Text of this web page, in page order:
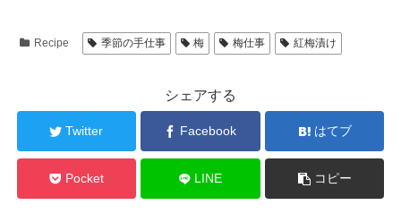
Recipe 季節の手仕事 梅 梅仕事 紅梅漬け
シェアする
Twitter Facebook はてブ
Pocket LINE コピー